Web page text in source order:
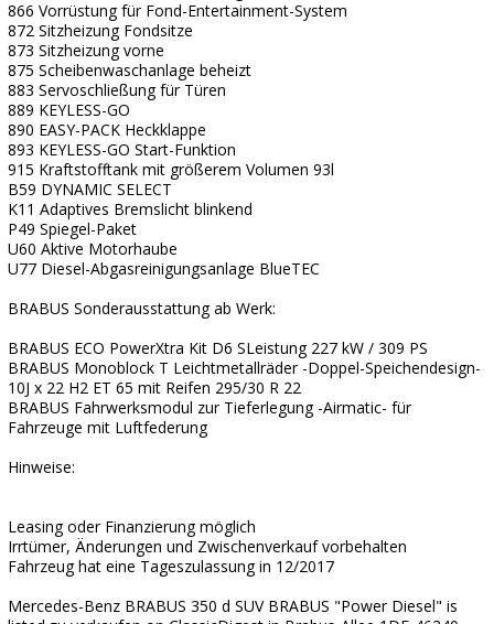
866 Vorrüstung für Fond-Entertainment-System
872 Sitzheizung Fondsitze
873 Sitzheizung vorne
875 Scheibenwaschanlage beheizt
883 Servoschließung für Türen
889 KEYLESS-GO
890 EASY-PACK Heckklappe
893 KEYLESS-GO Start-Funktion
915 Kraftstofftank mit größerem Volumen 93l
B59 DYNAMIC SELECT
K11 Adaptives Bremslicht blinkend
P49 Spiegel-Paket
U60 Aktive Motorhaube
U77 Diesel-Abgasreinigungsanlage BlueTEC
BRABUS Sonderausstattung ab Werk:
BRABUS ECO PowerXtra Kit D6 SLeistung 227 kW / 309 PS
BRABUS Monoblock T Leichtmetallräder -Doppel-Speichendesign-
10J x 22 H2 ET 65 mit Reifen 295/30 R 22
BRABUS Fahrwerksmodul zur Tieferlegung -Airmatic- für
Fahrzeuge mit Luftfederung
Hinweise:
Leasing oder Finanzierung möglich
Irrtümer, Änderungen und Zwischenverkauf vorbehalten
Fahrzeug hat eine Tageszulassung in 12/2017
Mercedes-Benz BRABUS 350 d SUV BRABUS "Power Diesel" is